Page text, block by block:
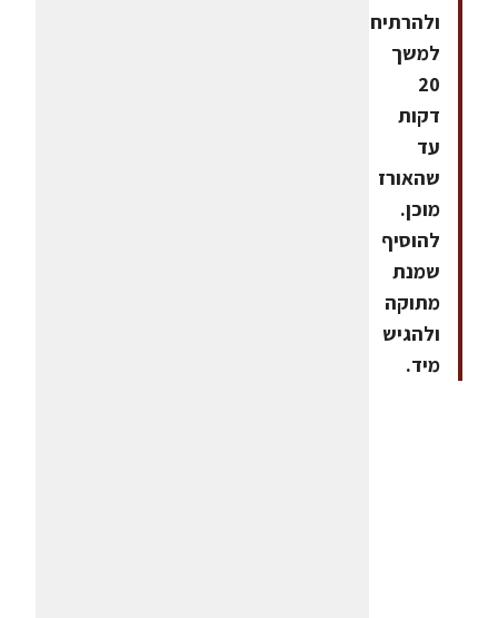
ולהרתיח
למשך
20
דקות
עד
שהאורז
מוכן.
להוסיף
שמנת
מתוקה
ולהגיש
מיד.